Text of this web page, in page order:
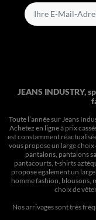
JEANS INDUSTRY,
Toute l’année sur Jeans
Achetez en ligne à prix
est constamment
vous propose un large choix
pantalons, pantalons
pantacourts, t-shirts
propose également un
homme fashion, blousons,
choix de
Nos arrivages sont très